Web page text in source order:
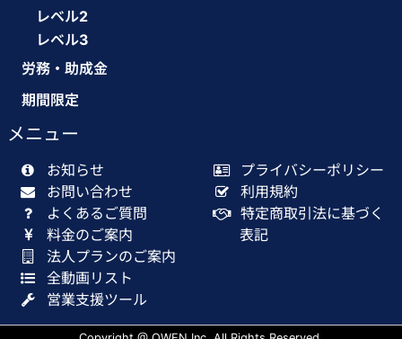
レベル2
レベル3
労務・助成金
期間限定
メニュー
お知らせ
お問い合わせ
よくあるご質問
料金のご案内
法人プランのご案内
全動画リスト
営業支援ツール
プライバシーポリシー
利用規約
特定商取引法に基づく
表記